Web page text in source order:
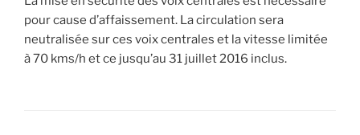
pour cause d’affaissement. La circulation sera
neutralisée sur ces voix centrales et la vitesse limitée
à 70 kms/h et ce jusqu’au 31 juillet 2016 inclus.